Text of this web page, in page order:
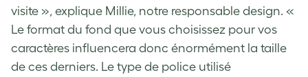
visite », explique Millie, notre responsable design. «
Le format du fond que vous choisissez pour vos
caractères influencera donc énormément la taille
de ces derniers. Le type de police utilisé